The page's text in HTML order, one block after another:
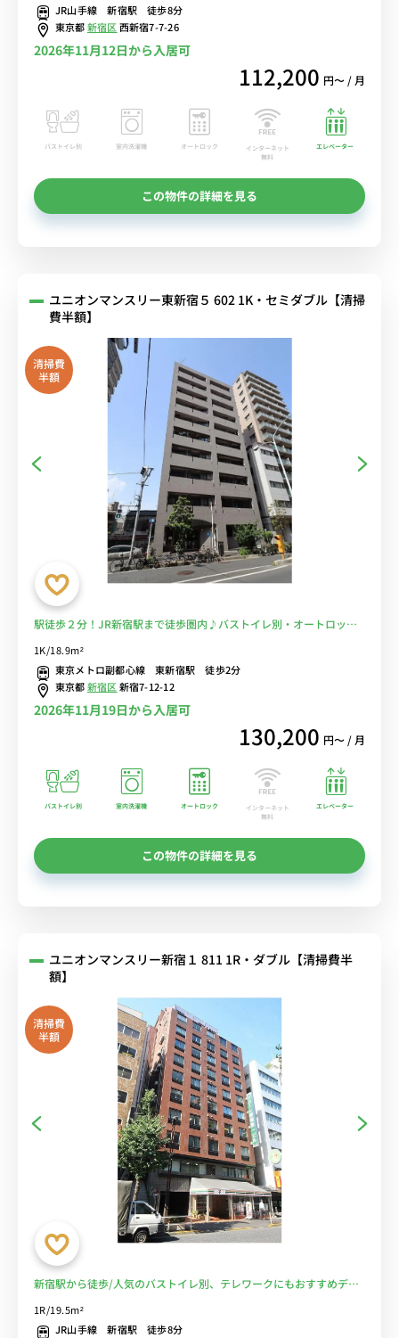
JR山手線 新宿駅 徒歩8分
東京都新宿区西新宿7-7-26
2026年11月12日から入居可
112,200 円〜 / 月
バストイレ別 室内洗濯機 オートロック
インターネット
無料
エレベーター
この物件の詳細を見る
ユニオンマンスリー東新宿５ 602 1K・セミダブル【清掃
費半額】
清掃費
半額
駅徒歩２分！JR新宿駅まで徒歩圏内♪バストイレ別・オートロック
1K/18.9m²
東京メトロ副都心線 東新宿駅 徒歩2分
東京都新宿区新宿7-12-12
2026年11月19日から入居可
130,200 円〜 / 月
バストイレ別 室内洗濯機 オートロック
インターネット
無料
エレベーター
この物件の詳細を見る
ユニオンマンスリー新宿１ 811 1R・ダブル【清掃費半
額】
清掃費
半額
新宿駅から徒歩/人気のバストイレ別、テレワークにもおすすめデス
1R/19.5m²
JR山手線 新宿駅 徒歩8分